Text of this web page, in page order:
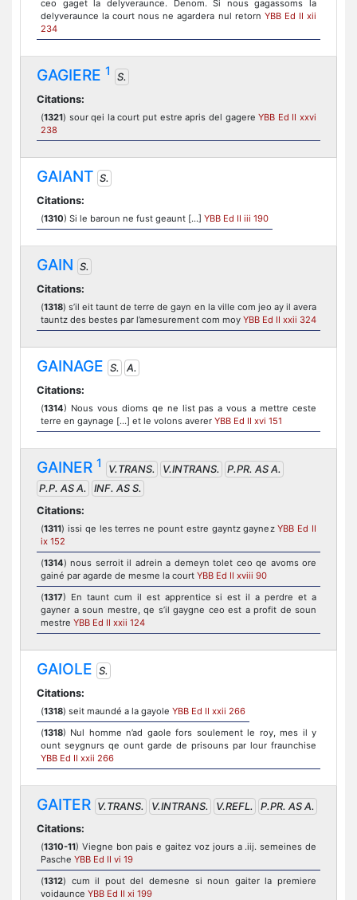
ceo gaget la delyveraunce. Denom. Si nous gagassoms la
delyveraunce la court nous ne agardera nul retorn YBB Ed II xii
234
GAGIERE 1
S.
Citations:
(1321) sour qei la court put estre apris del gagereYBB Ed II xxvi
238
GAIANT S.
Citations:
(1310) Si le baroun ne fust geaunt [...] YBB Ed II iii 190
GAIN S.
Citations:
(1318) s’il eit taunt de terre de gayn en la ville com jeo ay il avera
tauntz des bestes par l’amesurement com moy YBB Ed II xxii 324
GAINAGE S.
A.
Citations:
(1314) Nous vous dioms qe ne list pas a vous a mettre ceste
terre en gaynage [...] et le volons averer YBB Ed II xvi 151
GAINER 1 V.TRANS. V.INTRANS.
P.PR. AS A.
P.P. AS A.
INF. AS S.
Citations:
(1311) issi qe les terres ne pount estre gayntz gaynezYBB Ed II
ix 152
(1314) nous serroit il adrein a demeyn tolet ceo qe avoms ore
gainé par agarde de mesme la court YBB Ed II xviii 90
(1317) En taunt cum il est apprentice si est il a perdre et a
gayner a soun mestre, qe s’il gaygne ceo est a profit de soun
mestre YBB Ed II xxii 124
GAIOLE S.
Citations:
(1318) seit maundé a la gayole YBB Ed II xxii 266
(1318) Nul homme n’ad gaole fors soulement le roy, mes il y
ount seygnurs qe ount garde de prisouns par lour fraunchise
YBB Ed II xxii 266
GAITER V.TRANS. V.INTRANS. V.REFL.
P.PR. AS A.
Citations:
(1310-11) Viegne bon pais e gaitez voz jours a .iij. semeines de
Pasche YBB Ed II vi 19
(1312) cum il pout del demesne si noun gaiter la premiere
voidaunce YBB Ed II xi 199